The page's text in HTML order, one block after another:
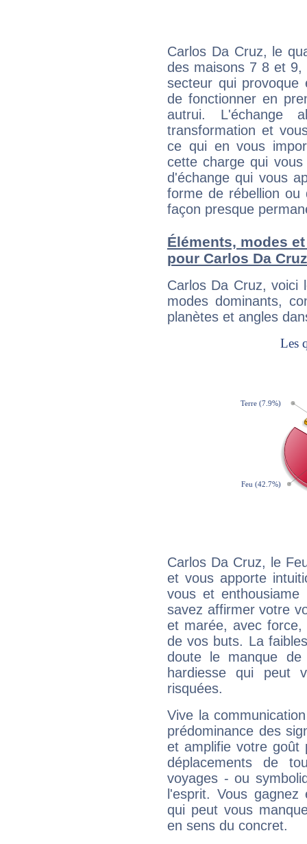
Carlos Da Cruz, le
des maisons 7 8 et
secteur qui provoque
de fonctionner en
autrui. L'échange
transformation et
ce qui en vous
cette charge qui
d'échange qui vous
forme de rébellion ou
façon presque
Éléments, modes
pour Carlos Da Cruz
Carlos Da Cruz, voici
modes dominants,
planètes et angles
Carlos Da Cruz, le
et vous apporte
vous et
savez affirmer votre
et marée, avec
de vos buts. La
doute le manque
hardiesse qui peut
risquées.
Vive la
prédominance des
et amplifie votre goût
déplacements de
voyages - ou
l'esprit. Vous
qui peut vous
en sens du concret.